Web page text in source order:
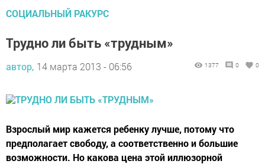
СОЦИАЛЬНЫЙ РАКУРС
Трудно ли быть «трудным»
автор, 14 марта 2013 - 06:56 1377 0 0
Взрослый мир кажется ребенку лучше, потому что
предполагает свободу, а соответственно и большие
возможности. Но какова цена этой иллюзорной